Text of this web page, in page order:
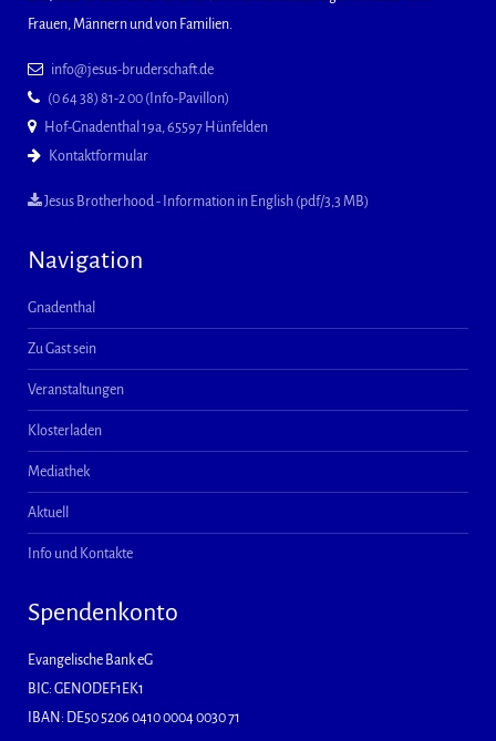
Frauen, Männern und von Familien.
info@jesus-bruderschaft.de
(0 64 38) 81-2 00 (Info-Pavillon)
Hof-Gnadenthal 19a, 65597 Hünfelden
Kontaktformular
Jesus Brotherhood - Information in English (pdf/3,3 MB)
Navigation
Gnadenthal
Zu Gast sein
Veranstaltungen
Klosterladen
Mediathek
Aktuell
Info und Kontakte
Spendenkonto
Evangelische Bank eG
BIC: GENODEF1EK1
IBAN: DE50 5206 0410 0004 0030 71